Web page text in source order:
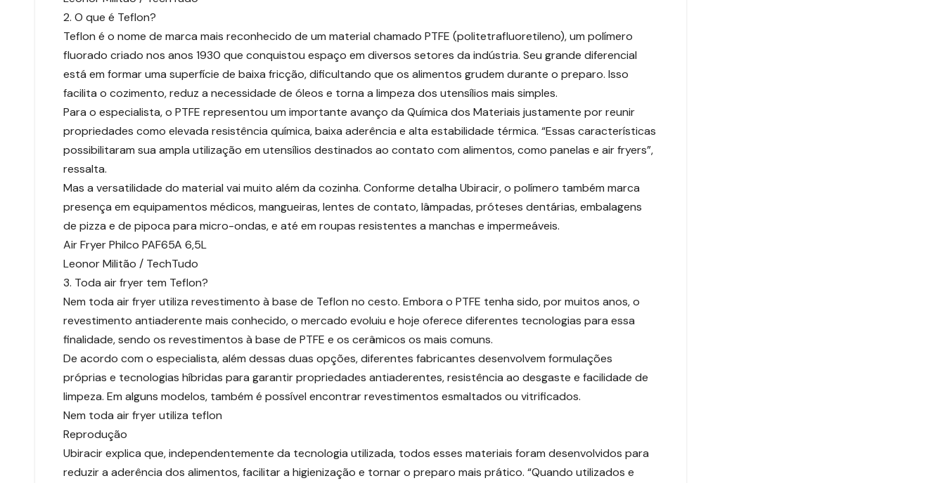
2. O que é Teflon?
Teflon é o nome de marca mais reconhecido de um material chamado PTFE (politetrafluoretileno), um polímero
fluorado criado nos anos 1930 que conquistou espaço em diversos setores da indústria. Seu grande diferencial
está em formar uma superfície de baixa fricção, dificultando que os alimentos grudem durante o preparo. Isso
facilita o cozimento, reduz a necessidade de óleos e torna a limpeza dos utensílios mais simples.
Para o especialista, o PTFE representou um importante avanço da Química dos Materiais justamente por reunir
propriedades como elevada resistência química, baixa aderência e alta estabilidade térmica. “Essas características
possibilitaram sua ampla utilização em utensílios destinados ao contato com alimentos, como panelas e air fryers”,
ressalta.
Mas a versatilidade do material vai muito além da cozinha. Conforme detalha Ubiracir, o polímero também marca
presença em equipamentos médicos, mangueiras, lentes de contato, lâmpadas, próteses dentárias, embalagens
de pizza e de pipoca para micro-ondas, e até em roupas resistentes a manchas e impermeáveis.
Air Fryer Philco PAF65A 6,5L
Leonor Militão / TechTudo
3. Toda air fryer tem Teflon?
Nem toda air fryer utiliza revestimento à base de Teflon no cesto. Embora o PTFE tenha sido, por muitos anos, o
revestimento antiaderente mais conhecido, o mercado evoluiu e hoje oferece diferentes tecnologias para essa
finalidade, sendo os revestimentos à base de PTFE e os cerâmicos os mais comuns.
De acordo com o especialista, além dessas duas opções, diferentes fabricantes desenvolvem formulações
próprias e tecnologias híbridas para garantir propriedades antiaderentes, resistência ao desgaste e facilidade de
limpeza. Em alguns modelos, também é possível encontrar revestimentos esmaltados ou vitrificados.
Nem toda air fryer utiliza teflon
Reprodução
Ubiracir explica que, independentemente da tecnologia utilizada, todos esses materiais foram desenvolvidos para
reduzir a aderência dos alimentos, facilitar a higienização e tornar o preparo mais prático. “Quando utilizados e